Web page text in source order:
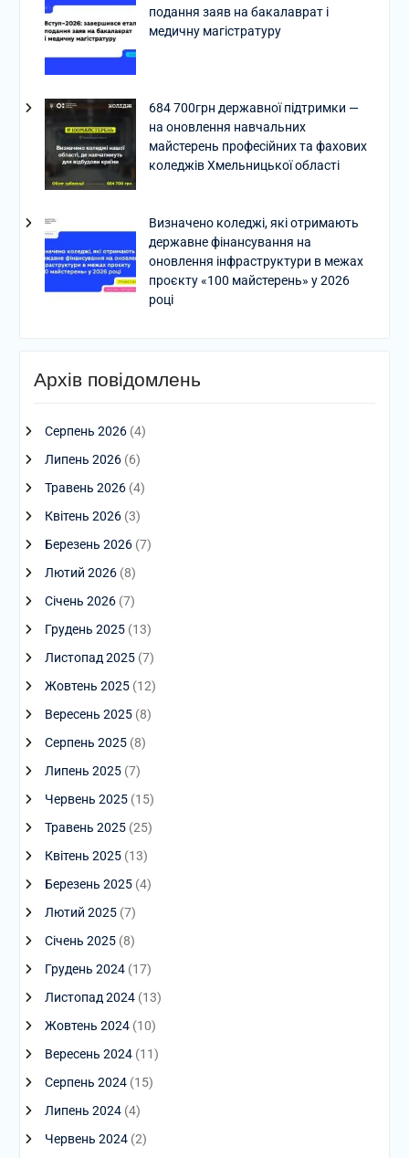
подання заяв на бакалаврат і
медичну магістратуру
684 700грн державної підтримки —
на оновлення навчальних
майстерень професійних та фахових
коледжів Хмельницької області
Визначено коледжі, які отримають
державне фінансування на
оновлення інфраструктури в межах
проєкту «100 майстерень» у 2026
році
Архів повідомлень
Серпень 2026(4)
Липень 2026(6)
Травень 2026(4)
Квітень 2026(3)
Березень 2026(7)
Лютий 2026(8)
Січень 2026(7)
Грудень 2025(13)
Листопад 2025(7)
Жовтень 2025(12)
Вересень 2025(8)
Серпень 2025(8)
Липень 2025(7)
Червень 2025(15)
Травень 2025(25)
Квітень 2025(13)
Березень 2025(4)
Лютий 2025(7)
Січень 2025(8)
Грудень 2024(17)
Листопад 2024(13)
Жовтень 2024(10)
Вересень 2024(11)
Серпень 2024(15)
Липень 2024(4)
Червень 2024(2)